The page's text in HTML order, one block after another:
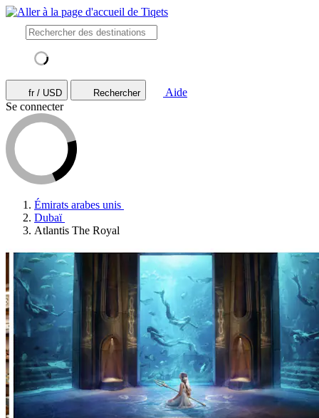
fr / USD Rechercher
Aide
Se connecter
Émirats arabes unis
Dubaï
Atlantis The Royal